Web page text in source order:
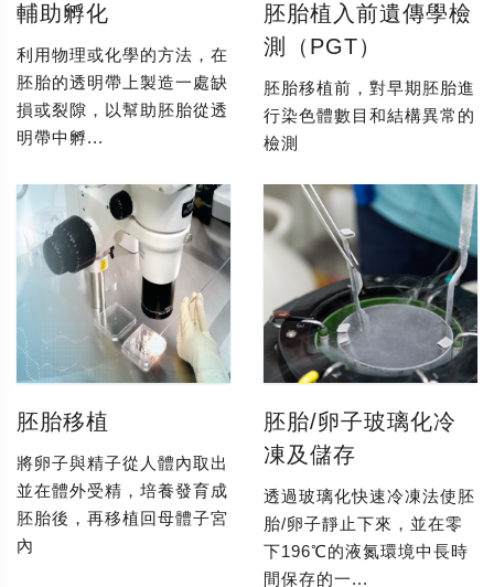
輔助孵化
利用物理或化學的方法，在
胚胎的透明帶上製造一處缺
損或裂隙，以幫助胚胎從透
明帶中孵...
胚胎植入前遺傳學檢
測（PGT）
胚胎移植前，對早期胚胎進
行染色體數目和結構異常的
檢測
胚胎移植
將卵子與精子從人體內取出
並在體外受精，培養發育成
胚胎後，再移植回母體子宮
內
胚胎/卵子玻璃化冷
凍及儲存
透過玻璃化快速冷凍法使胚
胎/卵子靜止下來，並在零
下196℃的液氮環境中長時
間保存的一...